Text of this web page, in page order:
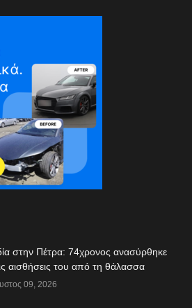
στην Πέτρα: 74χρονος ανασύρθηκε
αισθήσεις του από τη θάλασσα
09, 2026